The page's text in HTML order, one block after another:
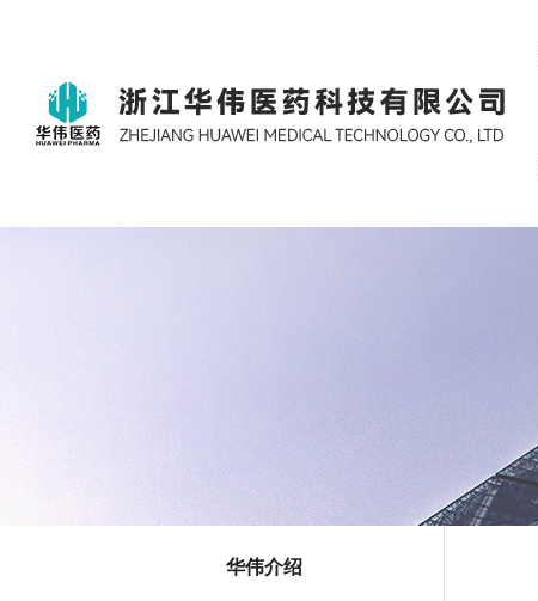
华伟介绍